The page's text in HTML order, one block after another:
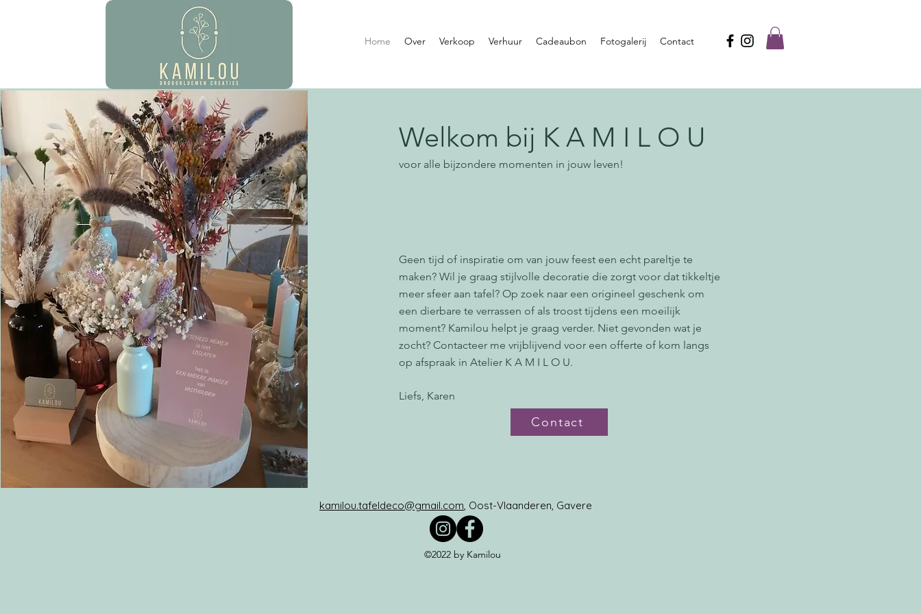
Home Over Verkoop Verhuur Cadeaubon Fotogalerij Contact
Welkom bij K A M I L O U
voor alle bijzondere momenten in jouw leven!
Geen tijd of inspiratie om van jouw feest een echt pareltje te
maken? Wil je graag stijlvolle decoratie die zorgt voor dat tikkeltje
meer sfeer aan tafel? Op zoek naar een origineel geschenk om
een dierbare te verrassen of als troost tijdens een moeilijk
moment? Kamilou helpt je graag verder. Niet gevonden wat je
zocht? Contacteer me vrijblijvend voor een offerte of kom langs
op afspraak in Atelier K A M I L O U.
Liefs, Karen
Contact
kamilou.tafeldeco@gmail.com, Oost-Vlaanderen, Gavere
©2022 by Kamilou